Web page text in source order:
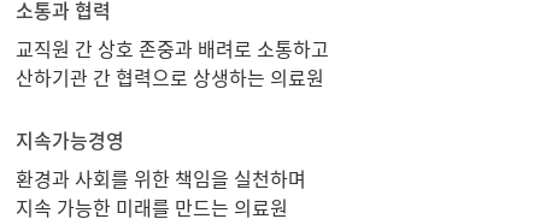
소통과 협력
교직원 간 상호 존중과 배려로 소통하고
산하기관 간 협력으로 상생하는 의료원
지속가능경영
환경과 사회를 위한 책임을 실천하며
지속 가능한 미래를 만드는 의료원